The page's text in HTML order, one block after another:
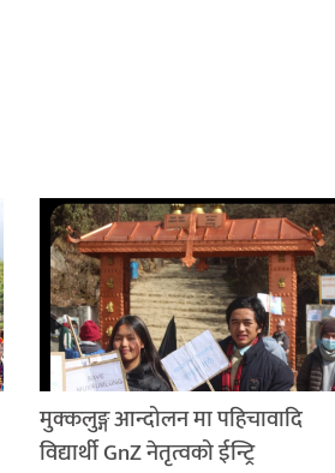
मुक्कलुङ्ग आन्दोलन मा पहिचावादि
विद्यार्थी GnZ नेतृत्वको ईन्ट्रि